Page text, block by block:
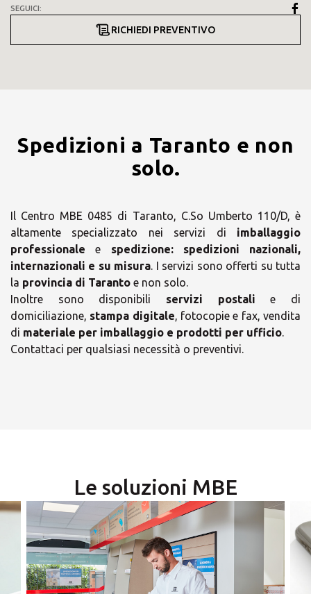
SEGUICI:
RICHIEDI PREVENTIVO
Spedizioni a Taranto e non
solo.
Il Centro MBE 0485 di Taranto, C.So Umberto 110/D, è
altamente specializzato nei servizi di imballaggio
professionale e spedizione:
spedizioni nazionali,
internazionali e su misura. I servizi sono offerti su tutta
la provincia di Taranto e non solo.
Inoltre sono disponibili servizi postali e di
domiciliazione, stampa digitale, fotocopie e fax, vendita
di materiale per imballaggio e prodotti per ufficio.
Contattaci per qualsiasi necessità o preventivi.
Le soluzioni MBE
×
Seleziona un paese
×
09:00 - 13:00
17:00 - 19:00
martedì
09:00 - 13:00
17:00 - 19:00
mercoledì
09:00 - 13:00
17:00 - 19:00
giovedì